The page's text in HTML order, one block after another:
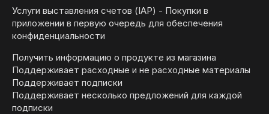
Услуги выставления счетов (IAP) - Покупки в
приложении в первую очередь для обеспечения
конфиденциальности
Получить информацию о продукте из магазина
Поддерживает расходные и не расходные материалы
Поддерживает подписки
Поддерживает несколько предложений для каждой
подписки